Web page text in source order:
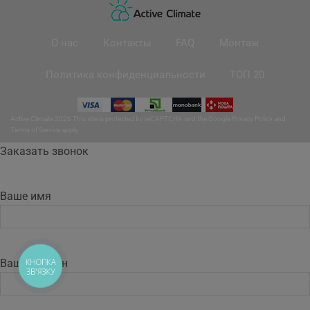
Заказать звонок
Ваше имя
Ваш телефон
КНОПКА
ЗВ'ЯЗКУ